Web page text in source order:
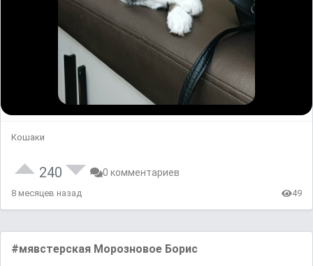
Кошаки
240 0 комментариев
8 месяцев назад 49
#мявстерская Морозновое Борис